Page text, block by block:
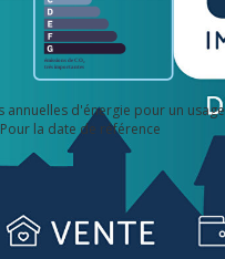
annuelles d'énergie pour un usage
la date de référence